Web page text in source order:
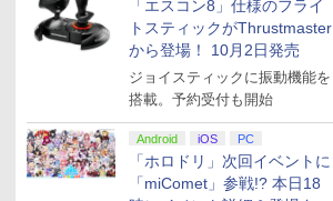
「エスコン8」仕様のフライ
トスティックがThrustmaster
から登場！ 10月2日発売
ジョイスティックに振動機能を
搭載。予約受付も開始
Android iOS PC
「ホロドリ」次回イベントに
「miComet」参戦!? 本日18